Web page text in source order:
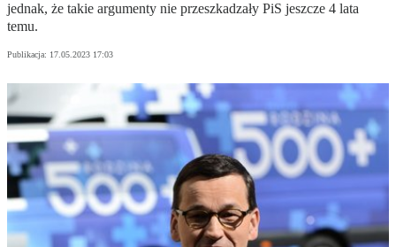
jednak, że takie argumenty nie przeszkadzały PiS jeszcze 4 lata
temu.
Publikacja: 17.05.2023 17:03